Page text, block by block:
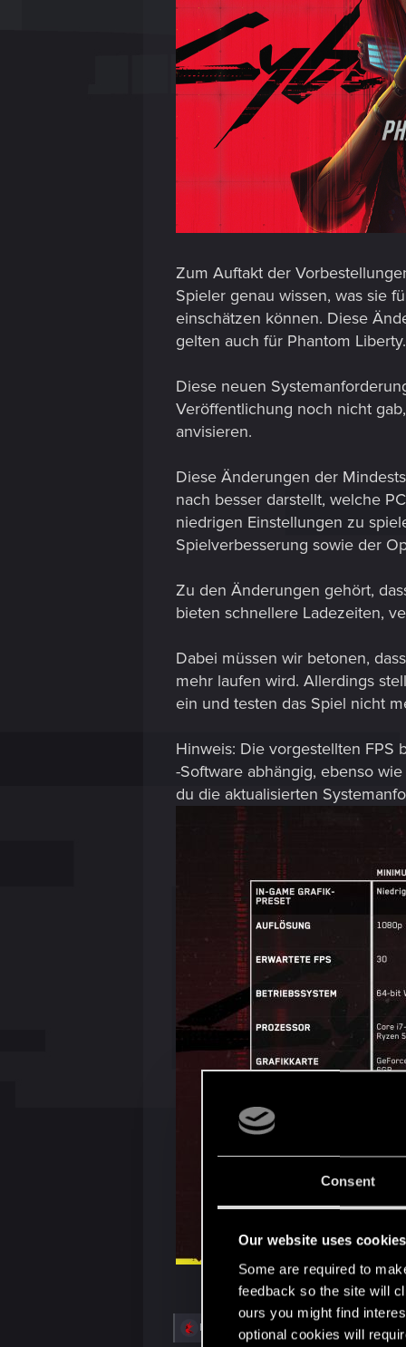
Consent
Our website uses cookies
Some are required to
feedback so the site will
ours you might find
optional cookies will
Zum Auftakt der
Spieler genau wissen, was sie
einschätzen können. Diese
gelten auch für Phantom Liberty.
Diese neuen
Veröffentlichung noch nicht
anvisieren.
Diese Änderungen der
nach besser darstellt, welche
niedrigen Einstellungen zu
Spielverbesserung sowie der
Zu den Änderungen gehört,
bieten schnellere Ladezeiten,
Dabei müssen wir betonen,
mehr laufen wird. Allerdings
ein und testen das Spiel nicht
Hinweis: Die vorgestellten FPS
-Software abhängig, ebenso
du die aktualisierten
REmperorZorn